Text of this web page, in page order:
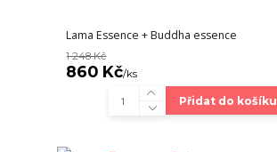
Lama Essence + Buddha essence
1 248 Kč
860 Kč/ks
Přidat do košíku